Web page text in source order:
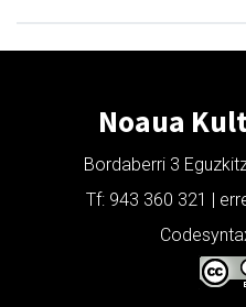
Noaua
Bordaberri 3
Tf: 943 360 321 |